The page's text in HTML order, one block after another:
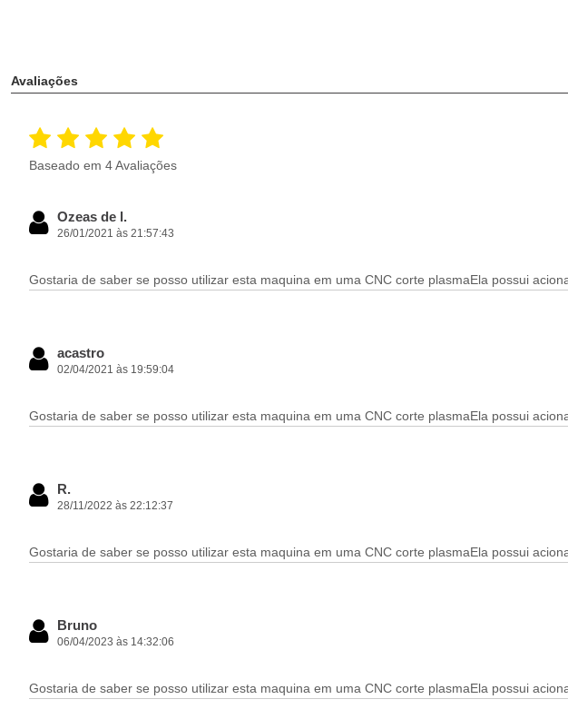
Avaliações
Baseado em 4 Avaliações
Ozeas de l.
26/01/2021 às 21:57:43
Gostaria de saber se posso utilizar esta maquina em uma CNC corte plasmaEla possui
acastro
02/04/2021 às 19:59:04
Gostaria de saber se posso utilizar esta maquina em uma CNC corte plasmaEla possui
R.
28/11/2022 às 22:12:37
Gostaria de saber se posso utilizar esta maquina em uma CNC corte plasmaEla possui
Bruno
06/04/2023 às 14:32:06
Gostaria de saber se posso utilizar esta maquina em uma CNC corte plasmaEla possui